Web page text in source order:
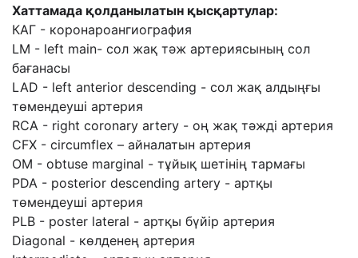
Хаттамада қолданылатын қысқартулар:
КАГ - коронароангиография
LM - left main- сол жақ тәж артериясының сол
бағанасы
LAD - left anterior descending - сол жақ алдыңғы
төмендеуші артерия
RCA - right coronary artery - оң жақ тәжді артерия
CFX - circumflex – айналатын артерия
OM - obtuse marginal - тұйық шетінің тармағы
PDA - posterior descending artery - артқы
төмендеуші артерия
PLB - poster lateral - артқы бүйір артерия
Diagonal - көлденең артерия